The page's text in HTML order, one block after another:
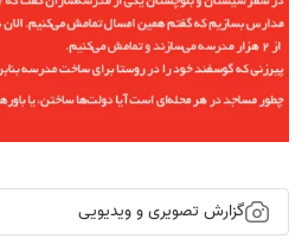
گزارش تصویری و ویدیویی